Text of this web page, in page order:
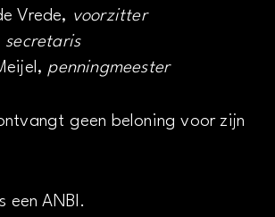
Vrede, voorzitter
secretaris
penningmeester
geen beloning voor zijn
een ANBI.